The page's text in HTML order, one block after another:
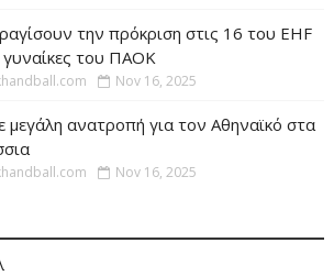
την πρόκριση στις 16 του EHF
γυναίκες του ΠΑΟΚ
Nov 16, 2025
μεγάλη ανατροπή για τον Αθηναϊκό στα
Nov 16, 2025